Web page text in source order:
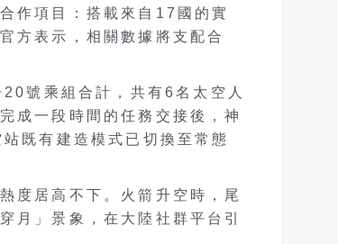
作項目：搭載來自17國的實
方表示，相關數據將支配合
號乘組合計，共有6名太空人
成一段時間的任務交接後，神
既有建造模式已切換至常態
度居高不下。火箭升空時，尾
月」景象，在大陸社群平台引